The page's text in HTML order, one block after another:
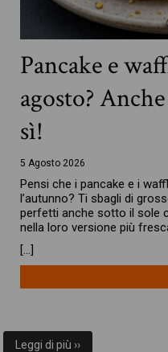
Pancake e
agosto?
sì!
5 Agosto 2026
Pensi che i pancake e i
l’autunno? Ti sbagli di
perfetti anche sotto il sole
nella loro versione più
[…]
Leggi di più ››